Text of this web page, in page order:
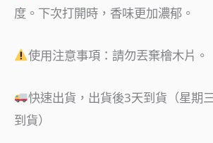
度。下次打開時，香味更加濃郁。
使用注意事項：請勿丟棄檜木片。
快速出貨，出貨後3天到貨（星期
到貨）